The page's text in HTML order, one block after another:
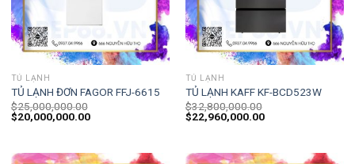
TỦ LẠNH
TỦ LẠNH ĐƠN FAGOR FFJ-6615
$25,000,000.00
$20,000,000.00
TỦ LẠNH
TỦ LẠNH KAFF KF-BCD523W
$32,800,000.00
$22,960,000.00